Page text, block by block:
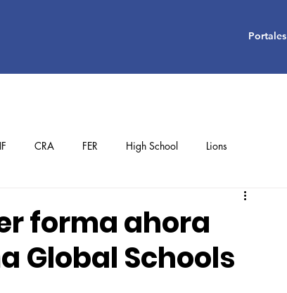
Portales
CRA FER High School Lions
Student Achievements
forma ahora
Global Schools